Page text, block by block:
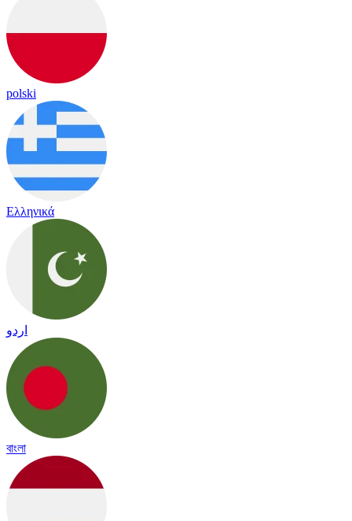
polski
Ελληνικά
اردو
বাংলা